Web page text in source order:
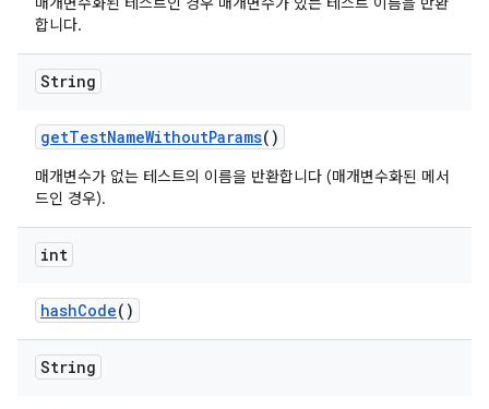
합니다.
String
getTestNameWithoutParams()
매개변수가 없는 테스트의 이름을 반환합니다 (매개변수화된 메서
드인 경우).
int
hashCode()
String